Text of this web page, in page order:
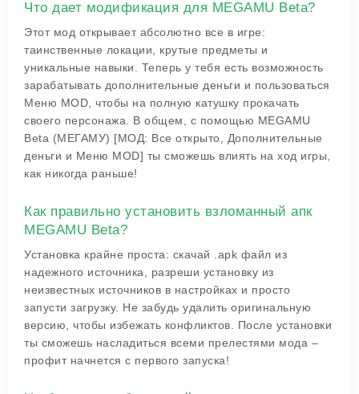
Что дает модификация для MEGAMU Beta?
Этот мод открывает абсолютно все в игре:
таинственные локации, крутые предметы и
уникальные навыки. Теперь у тебя есть возможность
зарабатывать дополнительные деньги и пользоваться
Меню MOD, чтобы на полную катушку прокачать
своего персонажа. В общем, с помощью MEGAMU
Beta (МЕГАМУ) [МОД: Все открыто, Дополнительные
деньги и Меню MOD] ты сможешь влиять на ход игры,
как никогда раньше!
Как правильно установить взломанный апк
MEGAMU Beta?
Установка крайне проста: скачай .apk файл из
надежного источника, разреши установку из
неизвестных источников в настройках и просто
запусти загрузку. Не забудь удалить оригинальную
версию, чтобы избежать конфликтов. После установки
ты сможешь насладиться всеми прелестями мода –
профит начнется с первого запуска!